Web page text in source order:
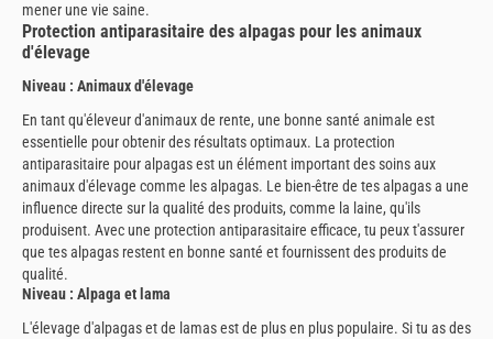
mener une vie saine.
Protection antiparasitaire des alpagas pour les animaux
d'élevage
Niveau : Animaux d'élevage
En tant qu'éleveur d'animaux de rente, une bonne santé animale est
essentielle pour obtenir des résultats optimaux. La protection
antiparasitaire pour alpagas est un élément important des soins aux
animaux d'élevage comme les alpagas. Le bien-être de tes alpagas a une
influence directe sur la qualité des produits, comme la laine, qu'ils
produisent. Avec une protection antiparasitaire efficace, tu peux t'assurer
que tes alpagas restent en bonne santé et fournissent des produits de
qualité.
Niveau : Alpaga et lama
L'élevage d'alpagas et de lamas est de plus en plus populaire. Si tu as des